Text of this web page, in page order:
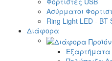
Ασύρματοι
Ring Light LED - BT
Διάφορα
Εξαρτήματα